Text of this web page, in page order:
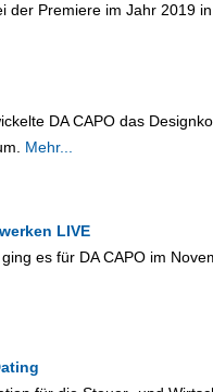
Premiere im Jahr 2019
DA CAPO das
Mehr...
LIVE
es für DA CAPO im